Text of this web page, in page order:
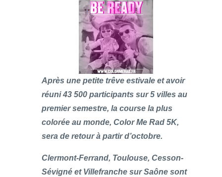
Après une petite trêve estivale et avoir
réuni 43 500 participants sur 5 villes au
premier semestre, la course la plus
colorée au monde, Color Me Rad 5K,
sera de retour à partir d’octobre.
Clermont-Ferrand, Toulouse, Cesson-
Sévigné et Villefranche sur Saône sont